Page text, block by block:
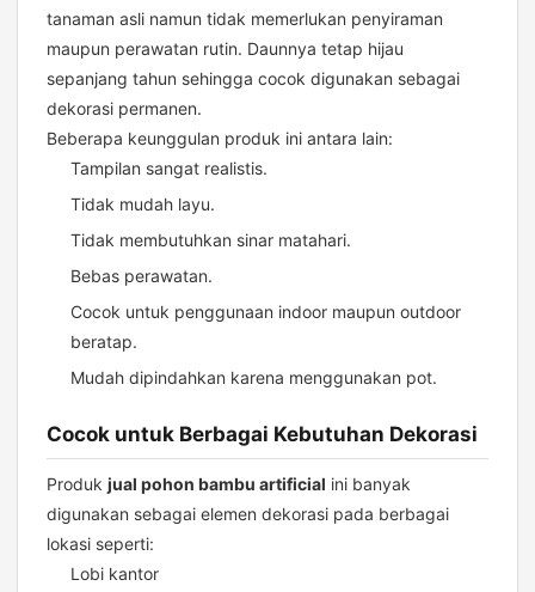
tanaman asli namun tidak memerlukan penyiraman
maupun perawatan rutin. Daunnya tetap hijau
sepanjang tahun sehingga cocok digunakan sebagai
dekorasi permanen.
Beberapa keunggulan produk ini antara lain:
Tampilan sangat realistis.
Tidak mudah layu.
Tidak membutuhkan sinar matahari.
Bebas perawatan.
Cocok untuk penggunaan indoor maupun outdoor
beratap.
Mudah dipindahkan karena menggunakan pot.
Cocok untuk Berbagai Kebutuhan Dekorasi
Produk jual pohon bambu artificial ini banyak
digunakan sebagai elemen dekorasi pada berbagai
lokasi seperti:
Lobi kantor